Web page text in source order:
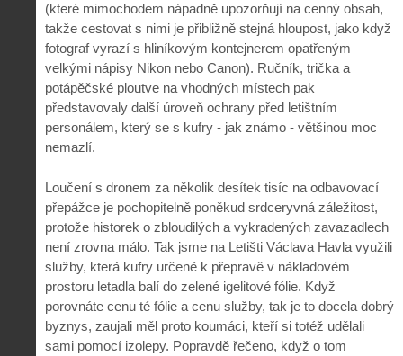
(které mimochodem nápadně upozorňují na cenný obsah,
takže cestovat s nimi je přibližně stejná hloupost, jako když
fotograf vyrazí s hliníkovým kontejnerem opatřeným
velkými nápisy Nikon nebo Canon). Ručník, trička a
potápěčské ploutve na vhodných místech pak
představovaly další úroveň ochrany před letištním
personálem, který se s kufry - jak známo - většinou moc
nemazlí.
Loučení s dronem za několik desítek tisíc na odbavovací
přepážce je pochopitelně poněkud srdceryvná záležitost,
protože historek o zbloudilých a vykradených zavazadlech
není zrovna málo. Tak jsme na Letišti Václava Havla využili
služby, která kufry určené k přepravě v nákladovém
prostoru letadla balí do zelené igelitové fólie. Když
porovnáte cenu té fólie a cenu služby, tak je to docela dobrý
byznys, zaujali měl proto koumáci, kteří si totéž udělali
sami pomocí izolepy. Popravdě řečeno, když o tom